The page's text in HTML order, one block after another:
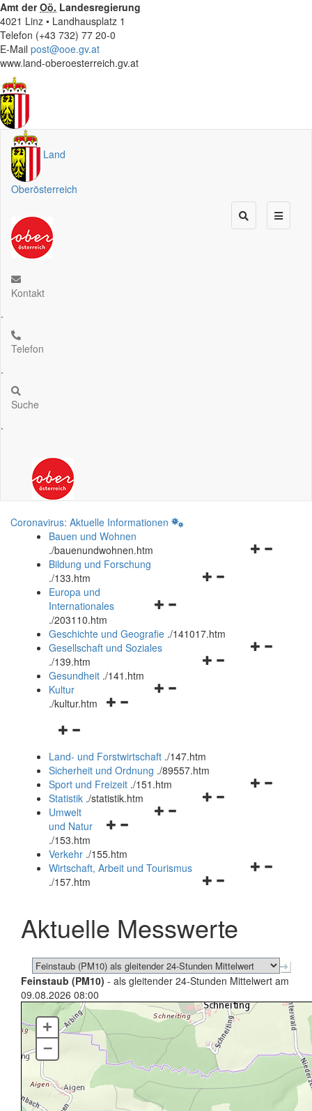
Amt derOö. Landesregierung
4021 Linz • Landhausplatz 1
Telefon (+43 732) 77 20-0
E-Mail post@ooe.gv.at
www.land-oberoesterreich.gv.at
Land
Oberösterreich
Kontakt
.
Telefon
.
Suche
.
Coronavirus: Aktuelle Informationen
Bauen und Wohnen
./bauenundwohnen.htm
Navigationsmenü
Bildung und Forschung
./133.htm
Navigationsmenü
und
schließen
Europa und
Internationales
./203110.htm
Geschichte und Geografie ./141017.htm
Navigationsmenü
Gesellschaft und Soziales
./139.htm
Navigationsmenü
Gesundheit ./141.htm
Navigationsmenü
Kultur
./kultur.htm
Navigationsmenü
und
schließen
Land- und Forstwirtschaft ./147.htm
Sicherheit und Ordnung ./89557.htm
Navigationsmenü
Sport und Freizeit ./151.htm
Navigationsmenü
Statistik ./statistik.htm
Navigationsmenü
und
schließen
Umwelt
und Natur
./153.htm
Verkehr ./155.htm
Navigationsmenü
schließen
Wirtschaft, Arbeit und Tourismus
./157.htm
Aktuelle Messwerte
Feinstaub (PM10) - als gleitender 24-Stunden Mittelwert am
09.08.2026 08:00
+
–